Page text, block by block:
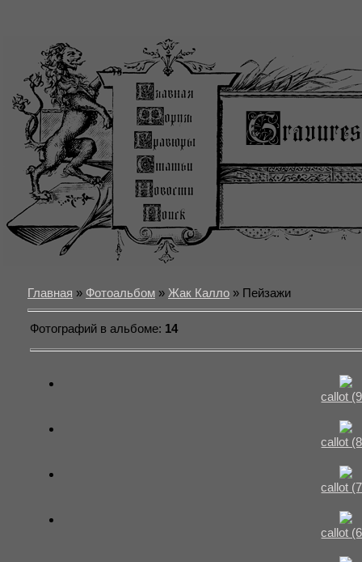
Главная » Фотоальбом » Жак Калло » Пейзажи
Фотографий в альбоме: 14
callot
callot
callot
callot